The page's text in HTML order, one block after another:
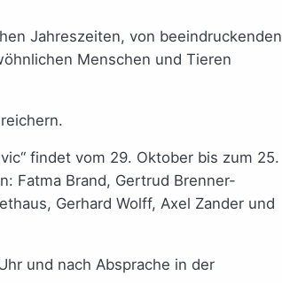
Jahreszeiten, von beeindruckenden
Menschen und Tieren
findet vom 29. Oktober bis zum 25.
Fatma Brand, Gertrud Brenner-
Gerhard Wolff, Axel Zander und
und nach Absprache in der